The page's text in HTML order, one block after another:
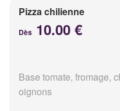
Pizza chilienne
Dès 10.00 €
Base tomate, fromage,
oignons